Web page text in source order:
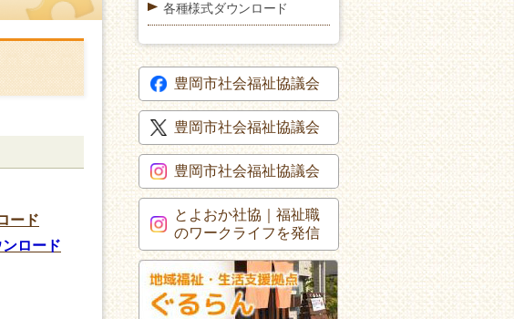
ード
ロード
各種様式ダウンロード
豊岡市社会福祉協議会
豊岡市社会福祉協議会
豊岡市社会福祉協議会
とよおか社協｜福祉職
のワークライフを発信